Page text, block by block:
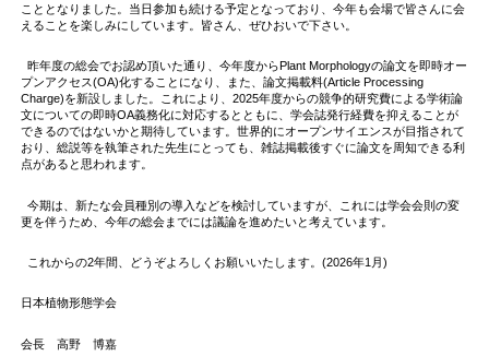
こととなりました。当日参加も続ける予定となっており、今年も会場で皆さんに会
えることを楽しみにしています。皆さん、ぜひおいで下さい。
昨年度の総会でお認め頂いた通り、今年度からPlant Morphologyの論文を即時オー
プンアクセス(OA)化することになり、また、論文掲載料(Article Processing
Charge)を新設しました。これにより、2025年度からの競争的研究費による学術論
文についての即時OA義務化に対応するとともに、学会誌発行経費を抑えることが
できるのではないかと期待しています。世界的にオープンサイエンスが目指されて
おり、総説等を執筆された先生にとっても、雑誌掲載後すぐに論文を周知できる利
点があると思われます。
今期は、新たな会員種別の導入などを検討していますが、これには学会会則の変
更を伴うため、今年の総会までには議論を進めたいと考えています。
これからの2年間、どうぞよろしくお願いいたします。(2026年1月)
日本植物形態学会
会長 高野 博嘉